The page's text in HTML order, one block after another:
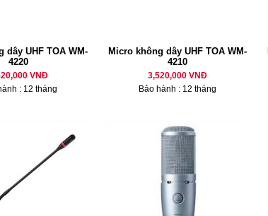
dây UHF TOA WM-
4220
VNĐ
: 12 tháng
Micro không dây UHF TOA WM-
4210
3,520,000 VNĐ
Bảo hành : 12 tháng